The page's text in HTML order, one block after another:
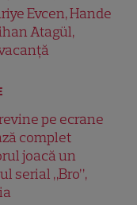
Evcen, Hande
Atagül,
pe ecrane
complet
joacă un
serial „Bro”,